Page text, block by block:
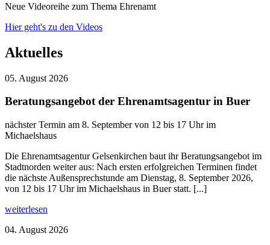
Neue Videoreihe zum Thema Ehrenamt
Hier geht's zu den Videos
Aktuelles
05. August 2026
Beratungsangebot der Ehrenamtsagentur in Buer
nächster Termin am 8. September von 12 bis 17 Uhr im
Michaelshaus
Die Ehrenamtsagentur Gelsenkirchen baut ihr Beratungsangebot im
Stadtnorden weiter aus: Nach ersten erfolgreichen Terminen findet
die nächste Außensprechstunde am Dienstag, 8. September 2026,
von 12 bis 17 Uhr im Michaelshaus in Buer statt. [...]
weiterlesen
04. August 2026